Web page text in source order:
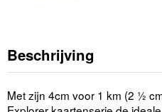
Beschrijving
Met zijn 4cm voor 1 km (2 ½